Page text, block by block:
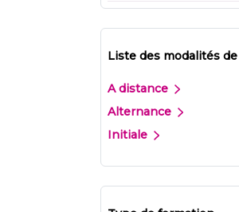
Liste des modalités
A distance
Alternance
Initiale